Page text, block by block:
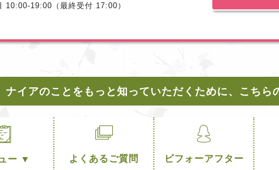
10:00-19:00（最終受付 17:00）
ナイアのことをもっと知っていただくために、こちら
ー ▼ よくあるご質問 ビフォーアフター